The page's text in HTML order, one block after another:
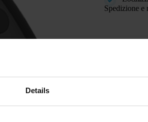
Details
Spedizione e